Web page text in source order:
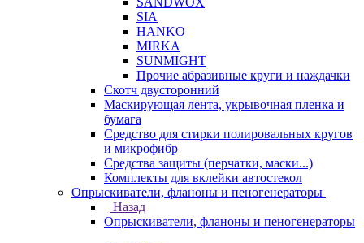
SIA
HANKO
MIRKA
SUNMIGHT
Прочие абразивные круги и наждачки
Скотч двусторонний
Маскирующая лента, укрывочная пленка и
бумага
Средство для стирки полировальных кругов
и микрофибр
Средства защиты (перчатки, маски...)
Комплекты для вклейки автостекол
Опрыскиватели, фланоны и пеногенераторы
Назад
Опрыскиватели, фланоны и пеногенераторы